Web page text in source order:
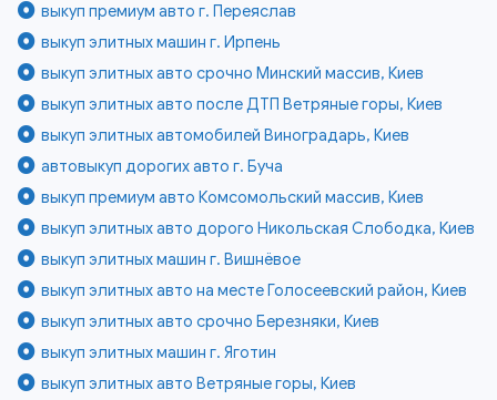
выкуп премиум авто г. Переяслав
выкуп элитных машин г. Ирпень
выкуп элитных авто срочно Минский массив, Киев
выкуп элитных авто после ДТП Ветряные горы, Киев
выкуп элитных автомобилей Виноградарь, Киев
автовыкуп дорогих авто г. Буча
выкуп премиум авто Комсомольский массив, Киев
выкуп элитных авто дорого Никольская Слободка, Киев
выкуп элитных машин г. Вишнёвое
выкуп элитных авто на месте Голосеевский район, Киев
выкуп элитных авто срочно Березняки, Киев
выкуп элитных машин г. Яготин
выкуп элитных авто Ветряные горы, Киев